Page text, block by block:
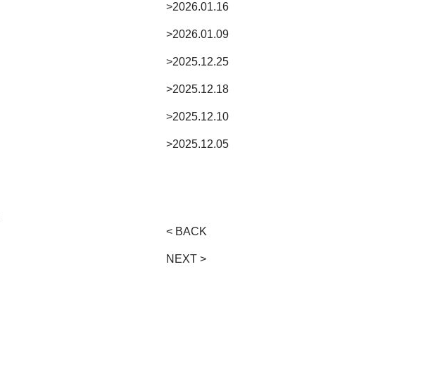
>2026.01.16
>2026.01.09
>2025.12.25
>2025.12.18
>2025.12.10
>2025.12.05
< BACK
NEXT >